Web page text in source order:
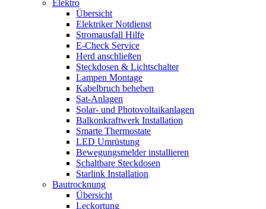
Elektro
Übersicht
Elektriker Notdienst
Stromausfall Hilfe
E-Check Service
Herd anschließen
Steckdosen & Lichtschalter
Lampen Montage
Kabelbruch beheben
Sat-Anlagen
Solar- und Photovoltaikanlagen
Balkonkraftwerk Installation
Smarte Thermostate
LED Umrüstung
Bewegungsmelder installieren
Schaltbare Steckdosen
Starlink Installation
Bautrocknung
Übersicht
Leckortung